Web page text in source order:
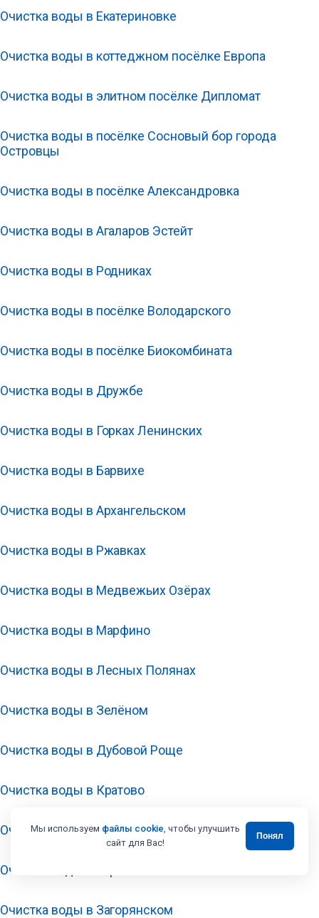
Очистка воды в Екатериновке
Очистка воды в коттеджном посёлке Европа
Очистка воды в элитном посёлке Дипломат
Очистка воды в посёлке Сосновый бор города
Островцы
Очистка воды в посёлке Александровка
Очистка воды в Агаларов Эстейт
Очистка воды в Родниках
Очистка воды в посёлке Володарского
Очистка воды в посёлке Биокомбината
Очистка воды в Дружбе
Очистка воды в Горках Ленинских
Очистка воды в Барвихе
Очистка воды в Архангельском
Очистка воды в Ржавках
Очистка воды в Медвежьих Озёрах
Очистка воды в Марфино
Очистка воды в Лесных Полянах
Очистка воды в Зелёном
Очистка воды в Дубовой Роще
Очистка воды в Кратово
Очистка воды в Звёздном Городке
Очистка воды в Заречье
Очистка воды в Загорянском
Мы используем файлы cookie, чтобы улучшить
сайт для Вас!
Понял